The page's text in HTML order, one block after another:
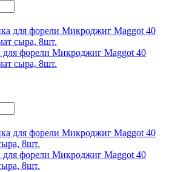
форели Микроджиг Maggot 40
сыра, 8шт.
форели Микроджиг Maggot 40
8шт.